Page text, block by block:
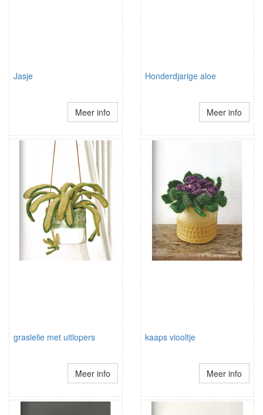
Jasje
Meer info
Honderdjarige aloe
Meer info
graslelie met uitlopers
Meer info
kaaps viooltje
Meer info